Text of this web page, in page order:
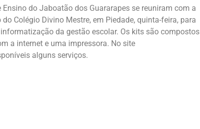
do Jaboatão dos Guararapes se reuniram com a
Colégio Divino Mestre, em Piedade, quinta-feira, para
da gestão escolar. Os kits são compostos
a internet e uma impressora. No site
alguns serviços.